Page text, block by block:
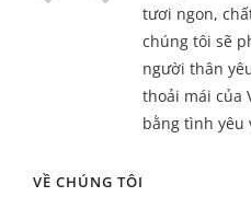
tươi ngon,
chúng tôi sẽ
người thân
thoải mái của
bằng tình yêu
VỀ CHÚNG TÔI